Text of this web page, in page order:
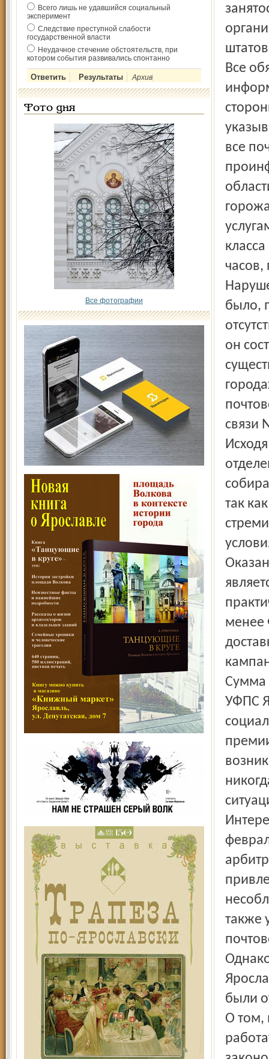
Всего лишь не удавшийся социальный
эксперимент
Следствие преступной слабости
государственной власти
Неудачное стечение обстоятельств, при
котором события развивались спонтанно
Архив
Фото дня
Все фотографии
Все
все
часов,
было,
он
связи
так
менее
Сумма
УФПС
также
были
О том,